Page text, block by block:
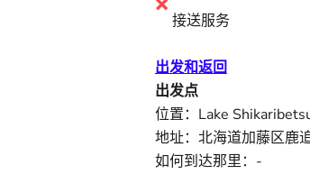
接送服务
出发和返回
出发点
位置：Lake
地址：北海道加藤区鹿
如何到达那里：-